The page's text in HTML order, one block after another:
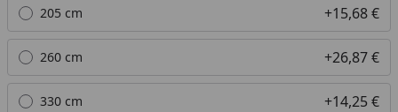
205 cm +15,68 €
260 cm +26,87 €
330 cm +14,25 €